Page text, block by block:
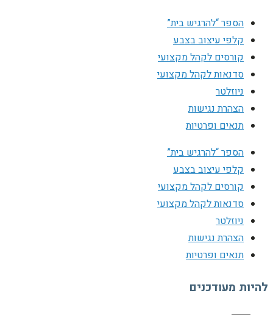
הספר “להרגיש בית”
קלפי עיצוב בצבע
קורסים לקהל מקצועי
סדנאות לקהל מקצועי
ניוזלטר
הצהרת נגישות
תנאים ופרטיות
הספר “להרגיש בית”
קלפי עיצוב בצבע
קורסים לקהל מקצועי
סדנאות לקהל מקצועי
ניוזלטר
הצהרת נגישות
תנאים ופרטיות
להיות מעודכנים